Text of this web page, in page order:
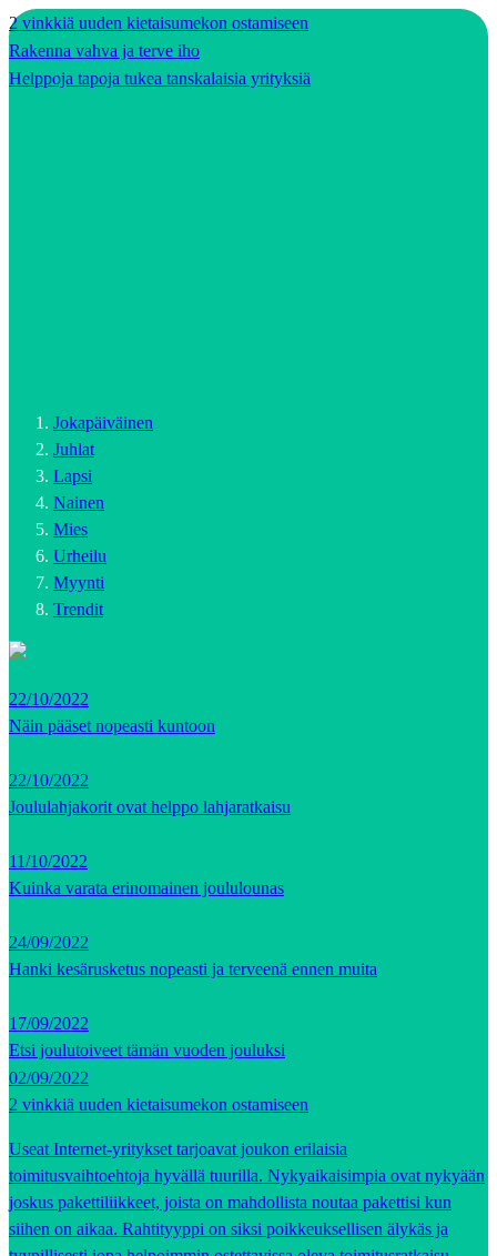
2 vinkkiä uuden kietaisumekon ostamiseen
Rakenna vahva ja terve iho
Helppoja tapoja tukea tanskalaisia yrityksiä
Jokapäiväinen
Juhlat
Lapsi
Nainen
Mies
Urheilu
Myynti
Trendit
22/10/2022
Näin pääset nopeasti kuntoon
22/10/2022
Joululahjakorit ovat helppo lahjaratkaisu
11/10/2022
Kuinka varata erinomainen joululounas
24/09/2022
Hanki kesärusketus nopeasti ja terveenä ennen muita
17/09/2022
Etsi joulutoiveet tämän vuoden jouluksi
02/09/2022
2 vinkkiä uuden kietaisumekon ostamiseen
Useat Internet-yritykset tarjoavat joukon erilaisia
toimitusvaihtoehtoja hyvällä tuurilla. Nykyaikaisimpia ovat nykyään
joskus pakettiliikkeet, joista on mahdollista noutaa pakettisi kun
siihen on aikaa. Rahtityyppi on siksi poikkeuksellisen älykäs ja